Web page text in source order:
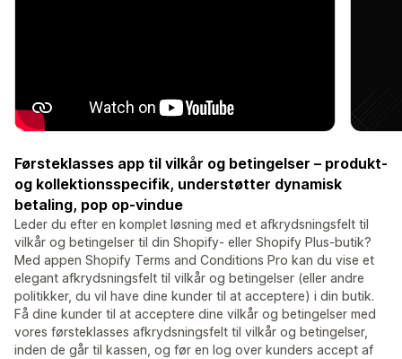
Førsteklasses app til vilkår og betingelser – produkt-
og kollektionsspecifik, understøtter dynamisk
betaling, pop op-vindue
Leder du efter en komplet løsning med et afkrydsningsfelt til
vilkår og betingelser til din Shopify- eller Shopify Plus-butik?
Med appen Shopify Terms and Conditions Pro kan du vise et
elegant afkrydsningsfelt til vilkår og betingelser (eller andre
politikker, du vil have dine kunder til at acceptere) i din butik.
Få dine kunder til at acceptere dine vilkår og betingelser med
vores førsteklasses afkrydsningsfelt til vilkår og betingelser,
inden de går til kassen, og før en log over kunders accept af